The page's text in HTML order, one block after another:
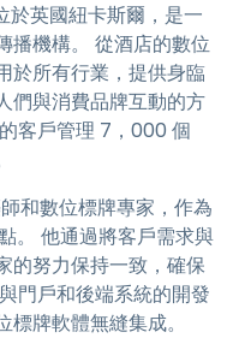
英國紐卡斯爾，是一
播機構。 從酒店的數位
於所有行業，提供身臨
們與消費品牌互動的方
客戶管理 7，000 個
和數位標牌專家，作為
。 他通過將客戶需求與
的努力保持一致，確保
門戶和後端系統的開發
牌軟體無縫集成。